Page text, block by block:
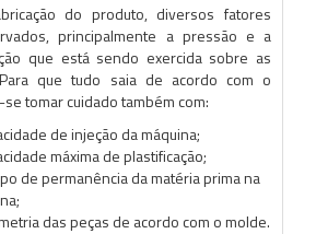
do produto, diversos fatores
principalmente a pressão e a
que está sendo exercida sobre as
que tudo saia de acordo com o
tomar cuidado também com:
de injeção da máquina;
máxima de plastificação;
de permanência da matéria prima na
das peças de acordo com o molde.